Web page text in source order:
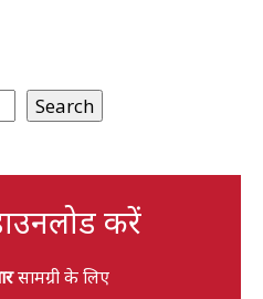
Search
करें
सामग्री के लिए